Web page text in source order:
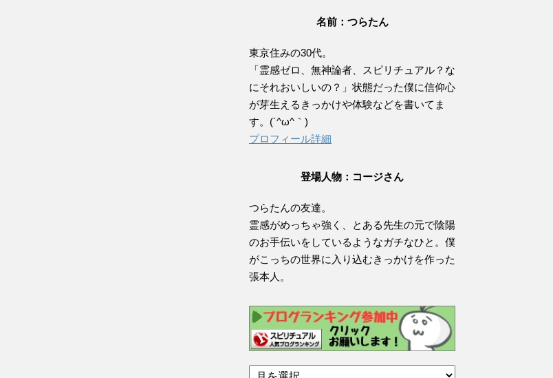
名前：つらたん
東京住みの30代。
「霊感ゼロ、無神論者、スピリチュアル？な
にそれおいしいの？」状態だった僕に信仰心
が芽生えるきっかけや体験などを書いてま
す。(´^ω^｀)
プロフィール詳細
登場人物：コージさん
つらたんの友達。
霊感がめっちゃ強く、とある先生の元で陰陽
のお手伝いをしているようなガチなひと。僕
がこっちの世界に入り込むきっかけを作った
張本人。
ア